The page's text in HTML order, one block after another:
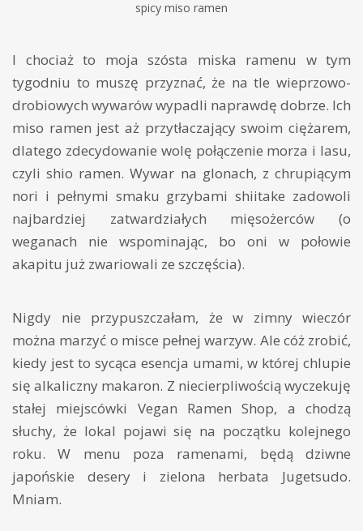
spicy miso ramen
I chociaż to moja szósta miska ramenu w tym
tygodniu to muszę przyznać, że na tle wieprzowo-
drobiowych wywarów wypadli naprawdę dobrze. Ich
miso ramen jest aż przytłaczający swoim ciężarem,
dlatego zdecydowanie wolę połączenie morza i lasu,
czyli shio ramen. Wywar na glonach, z chrupiącym
nori i pełnymi smaku grzybami shiitake zadowoli
najbardziej zatwardziałych mięsożerców (o
weganach nie wspominając, bo oni w połowie
akapitu już zwariowali ze szczęścia).
Nigdy nie przypuszczałam, że w zimny wieczór
można marzyć o misce pełnej warzyw. Ale cóż zrobić,
kiedy jest to sycąca esencja umami, w której chlupie
się alkaliczny makaron. Z niecierpliwością wyczekuję
stałej miejscówki Vegan Ramen Shop, a chodzą
słuchy, że lokal pojawi się na początku kolejnego
roku. W menu poza ramenami, będą dziwne
japońskie desery i zielona herbata Jugetsudo.
Mniam.